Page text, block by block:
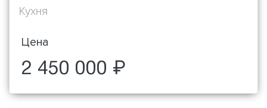
Кухня
Цена
2 450 000 ₽